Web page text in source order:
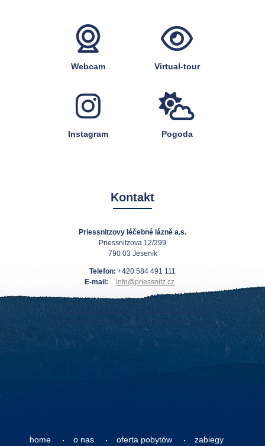
Webcam Virtual-tour
Instagram Pogoda
Kontakt
Priessnitzovy léčebné lázně a.s.
Priessnitzova 12/299
790 03 Jeseník
Telefon: +420 584 491 111
E-mail:
info@priessnitz.cz
Jak do nas dojechać Kontakty w recepcji
home o nas oferta pobytów
zabiegy